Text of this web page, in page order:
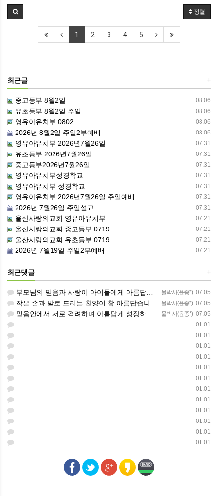
정렬
1 2 3 4 5
+
최근글
08.06
중고등부 8월2일
08.06
유초등부 8월2일 주일
08.06
영유아유치부 0802
08.06
2026년 8월2일 주일2부예배
07.31
영유아유치부 2026년7월26일
07.31
유초등부 2026년7월26일
07.31
중고등부2026년7월26일
07.31
영유아유치부성경학교
07.31
영유아유치부 성경학교
07.31
영유아유치부 2026년7월26일 주일예배
07.31
2026년 7월26일 주일설교
07.21
울산사랑의교회 영유아유치부
07.21
울산사랑의교회 중고등부 0719
07.21
울산사랑의교회 유초등부 0719
07.21
2026년 7월19일 주일2부예배
+
최근댓글
물박사(윤종*) 07.05
부모님의 믿음과 사랑이 아이들에게 아름답게 이어지길 축복합니다
물박사(윤종*) 07.05
작은 손과 발로 드리는 찬양이 참 아름답습니다 하나님의 사랑이 늘 함께하길 기도합니다
물박사(윤종*) 07.05
믿음안에서 서로 격려하며 아름답게 성장하는 중고등부가 되길 응원합니다
01.01
01.01
01.01
01.01
01.01
01.01
01.01
01.01
01.01
01.01
01.01
01.01